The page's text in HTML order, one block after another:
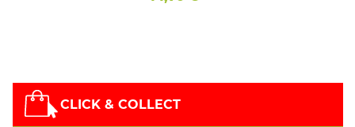
CLICK & COLLECT